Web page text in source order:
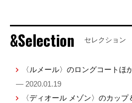
&Selection セレクション
〈ルメール〉のロングコートほ
— 2020.01.19
〈ディオール メゾン〉のカッ